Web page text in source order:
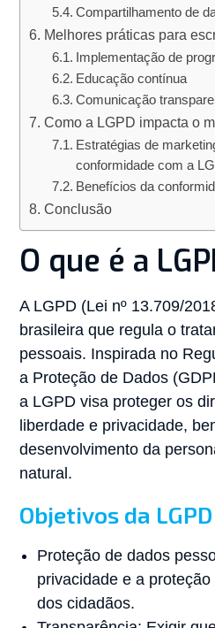
Compartilhamento de
Melhores práticas para
Implementação de
Educação contínua
Comunicação
Como a LGPD impacta o
Estratégias de
conformidade com a
Benefícios da
Conclusão
O que é a
A LGPD (Lei nº 13.709/
brasileira que regula o
pessoais. Inspirada no
a Proteção de Dados
a LGPD visa proteger os
liberdade e privacidade,
desenvolvimento da
natural.
Objetivos da LGPD
Proteção de dados
privacidade e a
dos cidadãos.